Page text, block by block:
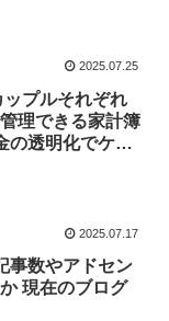
2025.07.25
ップルそれぞれ
理できる家計簿
の透明化でケン
2025.07.17
事数やアドセン
現在のブログ